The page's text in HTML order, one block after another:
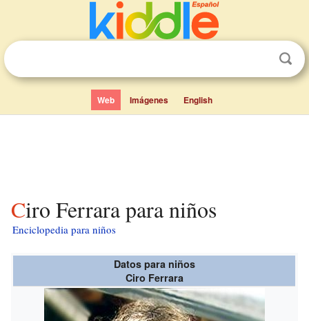
Web Imágenes English
Ciro Ferrara para niños
Enciclopedia para niños
Datos para niños
Ciro Ferrara